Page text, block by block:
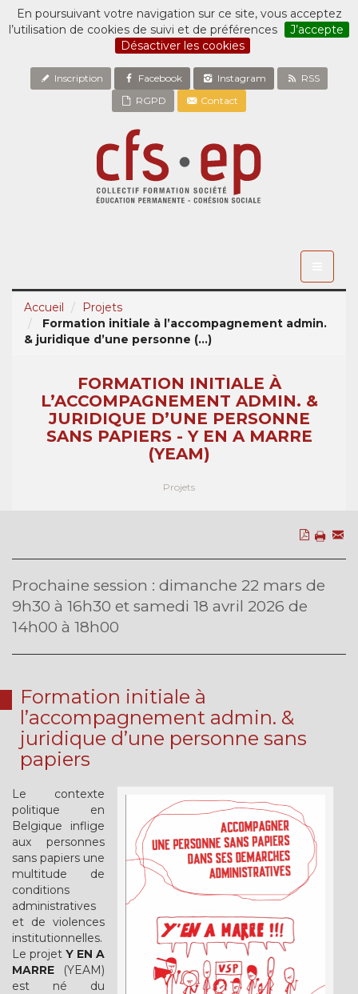
En poursuivant votre navigation sur ce site, vous acceptez
l’utilisation de cookies de suivi et de préférences
J’accepte
Désactiver les cookies
Inscription Facebook Instagram
RSS
RGPD
Contact
Accueil
Projets
Formation initiale à l’accompagnement admin.
& juridique d’une personne (...)
FORMATION INITIALE À
L’ACCOMPAGNEMENT ADMIN. &
JURIDIQUE D’UNE PERSONNE
SANS PAPIERS - Y EN A MARRE
(YEAM)
Projets
Prochaine session : dimanche 22 mars de
9h30 à 16h30 et samedi 18 avril 2026 de
14h00 à 18h00
Formation initiale à
l’accompagnement admin. &
juridique d’une personne sans
papiers
Le contexte
politique en
Belgique inflige
aux personnes
sans papiers une
multitude de
conditions
administratives
et de violences
institutionnelles.
Le projet Y EN A
MARRE
(YEAM)
est né du